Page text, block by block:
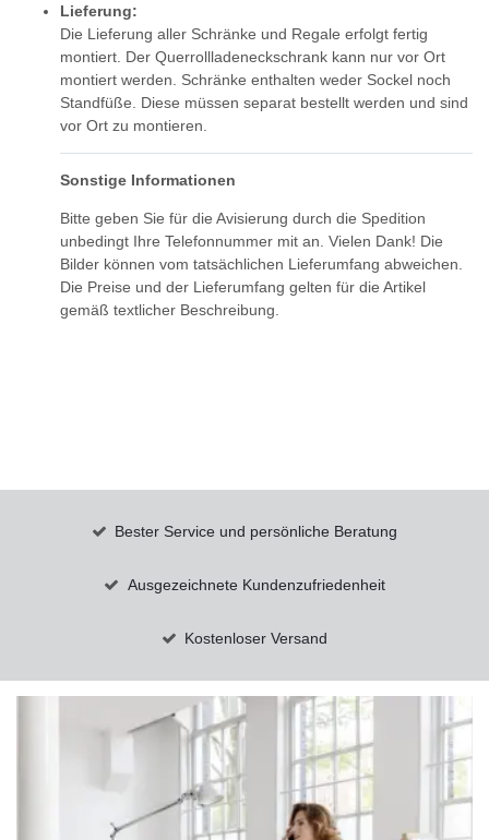
Lieferung:
Die Lieferung aller Schränke und Regale erfolgt fertig
montiert. Der Querrollladeneckschrank kann nur vor Ort
montiert werden. Schränke enthalten weder Sockel noch
Standfüße. Diese müssen separat bestellt werden und sind
vor Ort zu montieren.
Sonstige Informationen
Bitte geben Sie für die Avisierung durch die Spedition
unbedingt Ihre Telefonnummer mit an. Vielen Dank! Die
Bilder können vom tatsächlichen Lieferumfang abweichen.
Die Preise und der Lieferumfang gelten für die Artikel
gemäß textlicher Beschreibung.
Bester Service und persönliche Beratung
Ausgezeichnete Kundenzufriedenheit
Kostenloser Versand